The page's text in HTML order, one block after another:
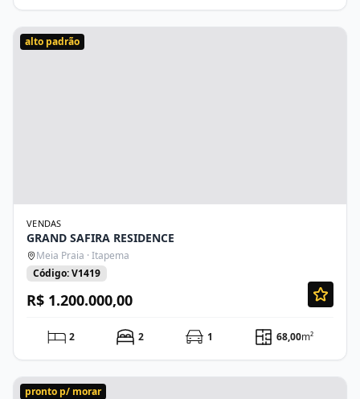
alto padrão
VENDAS
GRAND SAFIRA RESIDENCE
Meia Praia · Itapema
Código: V1419
R$ 1.200.000,00
2 2 1 68,00m²
pronto p/ morar